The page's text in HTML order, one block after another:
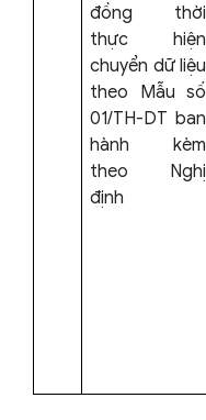
đồng thời
thực hiện
chuyển dữ liệu
theo Mẫu số
01/TH-DT ban
hành kèm
theo Nghị
định